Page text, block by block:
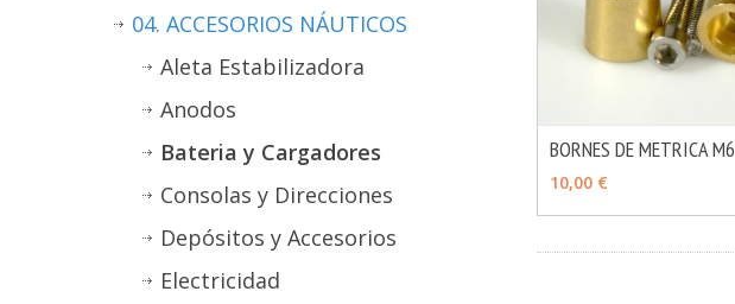
BORNES DE METRICA M6
10,00 €
04. ACCESORIOS NÁUTICOS
Aleta Estabilizadora
Anodos
Bateria y Cargadores
Consolas y Direcciones
Depósitos y Accesorios
Electricidad